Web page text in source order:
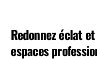
Redonnez éclat
espaces